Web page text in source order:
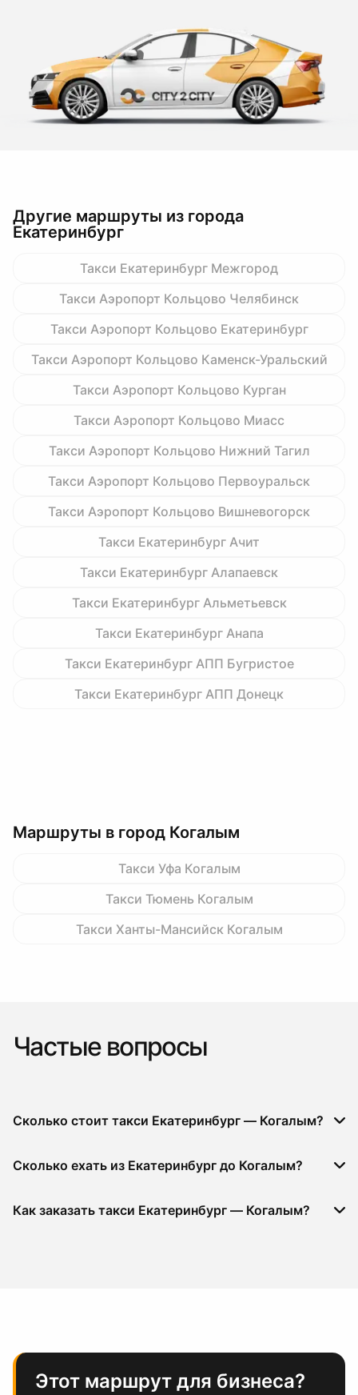
Другие маршруты из города
Екатеринбург
Такси Екатеринбург Межгород
Такси Аэропорт Кольцово Челябинск
Такси Аэропорт Кольцово Екатеринбург
Такси Аэропорт Кольцово Каменск-Уральский
Такси Аэропорт Кольцово Курган
Такси Аэропорт Кольцово Миасс
Такси Аэропорт Кольцово Нижний Тагил
Такси Аэропорт Кольцово Первоуральск
Такси Аэропорт Кольцово Вишневогорск
Такси Екатеринбург Ачит
Такси Екатеринбург Алапаевск
Такси Екатеринбург Альметьевск
Такси Екатеринбург Анапа
Такси Екатеринбург АПП Бугристое
Такси Екатеринбург АПП Донецк
Маршруты в город Когалым
Такси Уфа Когалым
Такси Тюмень Когалым
Такси Ханты-Мансийск Когалым
Частые вопросы
Сколько стоит такси Екатеринбург — Когалым?
Сколько ехать из Екатеринбург до Когалым?
Как заказать такси Екатеринбург — Когалым?
Этот маршрут для бизнеса?